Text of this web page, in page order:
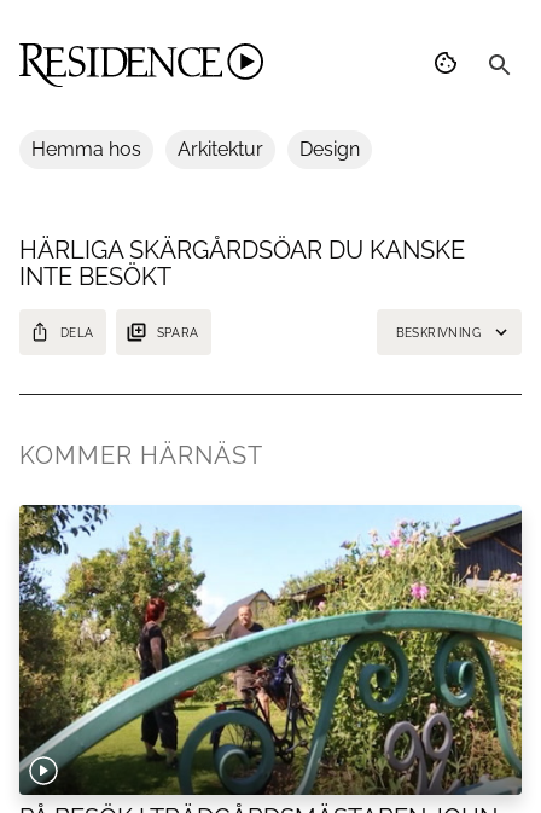
Hemma hos Arkitektur Design
HÄRLIGA SKÄRGÅRDSÖAR DU KANSKE
INTE BESÖKT
DELA SPARA BESKRIVNING
KOMMER HÄRNÄST